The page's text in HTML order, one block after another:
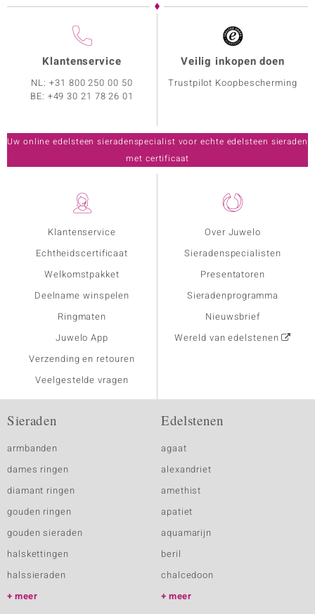
Klantenservice
Echtheidscertificaat
Welkomstpakket
Deelname winspelen
Ringmaten
Juwelo App
Verzending en retouren
Veelgestelde vragen
Over Juwelo
Sieradenspecialisten
Presentatoren
Sieradenprogramma
Nieuwsbrief
Wereld van edelstenen
Klantenservice
NL:+31 800 250 00 50
BE: +49 30 21 78 26 01
Veilig inkopen doen
Trustpilot Koopbescherming
Uw online edelsteen sieradenspecialist voor echte edelsteen sieraden
met certificaat
Sieraden
armbanden
dames ringen
diamant ringen
gouden ringen
gouden sieraden
halskettingen
halssieraden
meer
Edelstenen
agaat
alexandriet
amethist
apatiet
aquamarijn
beril
chalcedoon
meer